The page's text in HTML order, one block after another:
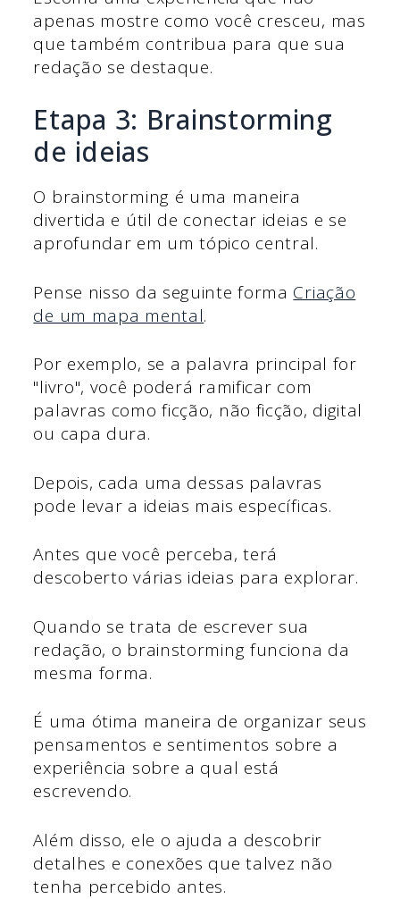
apenas mostre como você cresceu, mas
que também contribua para que sua
redação se destaque.
Etapa 3: Brainstorming
de ideias
O brainstorming é uma maneira
divertida e útil de conectar ideias e se
aprofundar em um tópico central.
Pense nisso da seguinte forma Criação
de um mapa mental.
Por exemplo, se a palavra principal for
"livro", você poderá ramificar com
palavras como ficção, não ficção, digital
ou capa dura.
Depois, cada uma dessas palavras
pode levar a ideias mais específicas.
Antes que você perceba, terá
descoberto várias ideias para explorar.
Quando se trata de escrever sua
redação, o brainstorming funciona da
mesma forma.
É uma ótima maneira de organizar seus
pensamentos e sentimentos sobre a
experiência sobre a qual está
escrevendo.
Além disso, ele o ajuda a descobrir
detalhes e conexões que talvez não
tenha percebido antes.